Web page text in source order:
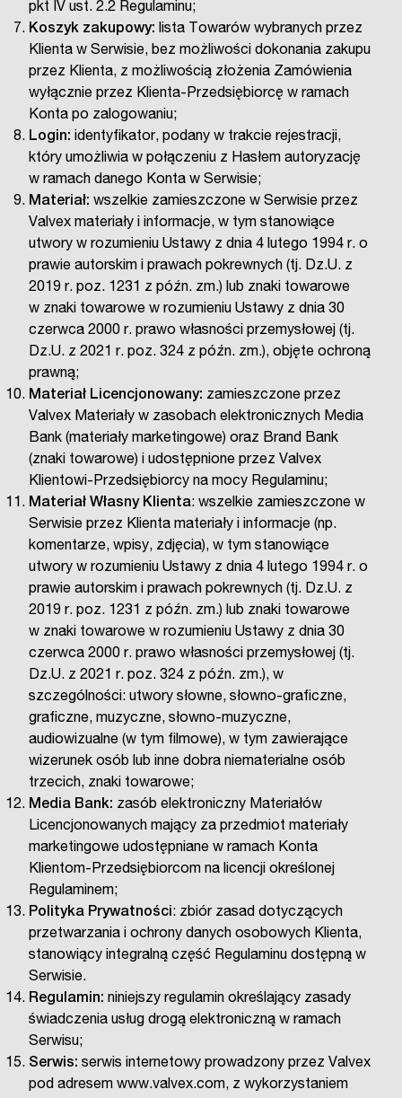
pkt IV ust. 2.2 Regulaminu;
Koszyk zakupowy: lista Towarów wybranych przez
Klienta w Serwisie, bez możliwości dokonania zakupu
przez Klienta, z możliwością złożenia Zamówienia
wyłącznie przez Klienta-Przedsiębiorcę w ramach
Konta po zalogowaniu;
Login: identyfikator, podany w trakcie rejestracji,
który umożliwia w połączeniu z Hasłem autoryzację
w ramach danego Konta w Serwisie;
Materiał: wszelkie zamieszczone w Serwisie przez
Valvex materiały i informacje, w tym stanowiące
utwory w rozumieniu Ustawy z dnia 4 lutego 1994 r. o
prawie autorskim i prawach pokrewnych (tj. Dz.U. z
2019 r. poz. 1231 z późn. zm.) lub znaki towarowe
w znaki towarowe w rozumieniu Ustawy z dnia 30
czerwca 2000 r. prawo własności przemysłowej (tj.
Dz.U. z 2021 r. poz. 324 z późn. zm.), objęte ochroną
prawną;
Materiał Licencjonowany: zamieszczone przez
Valvex Materiały w zasobach elektronicznych Media
Bank (materiały marketingowe) oraz Brand Bank
(znaki towarowe) i udostępnione przez Valvex
Klientowi-Przedsiębiorcy na mocy Regulaminu;
Materiał Własny Klienta: wszelkie zamieszczone w
Serwisie przez Klienta materiały i informacje (np.
komentarze, wpisy, zdjęcia), w tym stanowiące
utwory w rozumieniu Ustawy z dnia 4 lutego 1994 r. o
prawie autorskim i prawach pokrewnych (tj. Dz.U. z
2019 r. poz. 1231 z późn. zm.) lub znaki towarowe
w znaki towarowe w rozumieniu Ustawy z dnia 30
czerwca 2000 r. prawo własności przemysłowej (tj.
Dz.U. z 2021 r. poz. 324 z późn. zm.), w
szczególności: utwory słowne, słowno-graficzne,
graficzne, muzyczne, słowno-muzyczne,
audiowizualne (w tym filmowe), w tym zawierające
wizerunek osób lub inne dobra niematerialne osób
trzecich, znaki towarowe;
Media Bank: zasób elektroniczny Materiałów
Licencjonowanych mający za przedmiot materiały
marketingowe udostępniane w ramach Konta
Klientom-Przedsiębiorcom na licencji określonej
Regulaminem;
Polityka Prywatności: zbiór zasad dotyczących
przetwarzania i ochrony danych osobowych Klienta,
stanowiący integralną część Regulaminu dostępną w
Serwisie.
Regulamin: niniejszy regulamin określający zasady
świadczenia usług drogą elektroniczną w ramach
Serwisu;
Serwis: serwis internetowy prowadzony przez Valvex
pod adresem www.valvex.com, z wykorzystaniem